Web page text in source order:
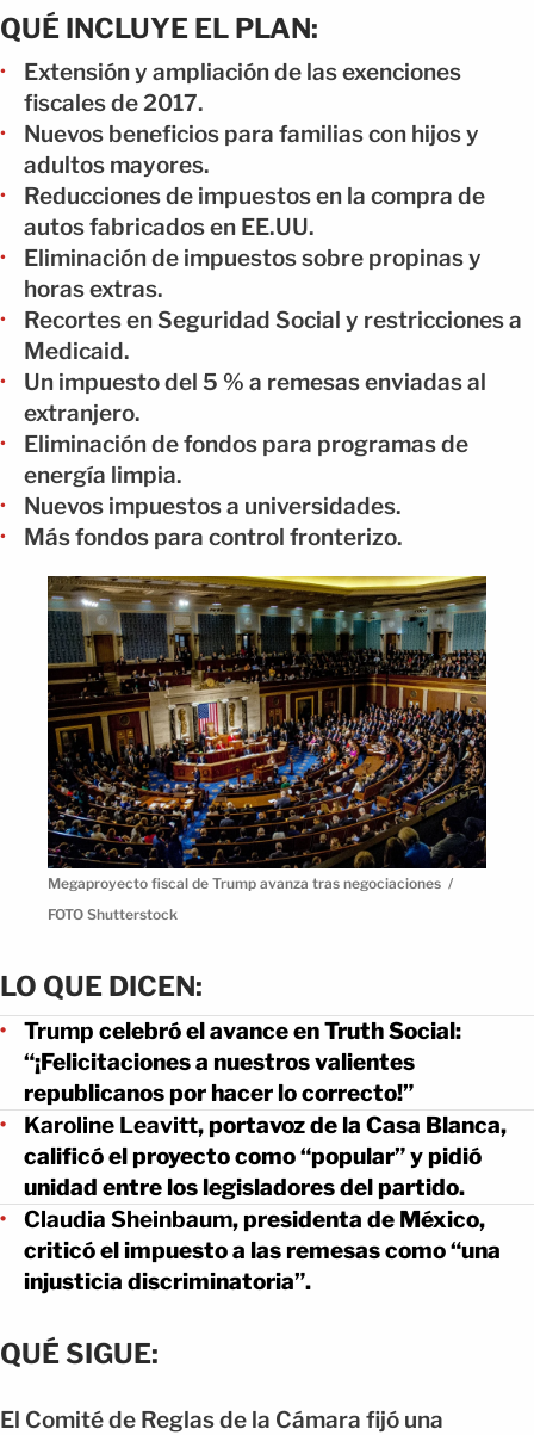
QUÉ INCLUYE EL PLAN:
Extensión y ampliación de las exenciones
fiscales de 2017.
Nuevos beneficios para familias con hijos y
adultos mayores.
Reducciones de impuestos en la compra de
autos fabricados en EE.UU.
Eliminación de impuestos sobre propinas y
horas extras.
Recortes en Seguridad Social y restricciones a
Medicaid.
Un impuesto del 5 % a remesas enviadas al
extranjero.
Eliminación de fondos para programas de
energía limpia.
Nuevos impuestos a universidades.
Más fondos para control fronterizo.
Megaproyecto fiscal de Trump avanza tras negociaciones /
FOTO Shutterstock
LO QUE DICEN:
Trump celebró el avance en Truth Social:
“¡Felicitaciones a nuestros valientes
republicanos por hacer lo correcto!”
Karoline Leavitt, portavoz de la Casa Blanca,
calificó el proyecto como “popular” y pidió
unidad entre los legisladores del partido.
Claudia Sheinbaum, presidenta de México,
criticó el impuesto a las remesas como “una
injusticia discriminatoria”.
QUÉ SIGUE:
El Comité de Reglas de la Cámara fijó una